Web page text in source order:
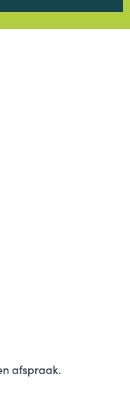
afspraak.